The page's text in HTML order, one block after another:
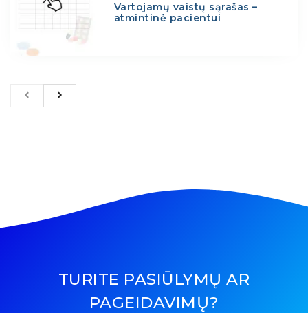
Vartojamų vaistų sąrašas –
atmintinė pacientui
TURITE PASIŪLYMŲ AR
PAGEIDAVIMŲ?